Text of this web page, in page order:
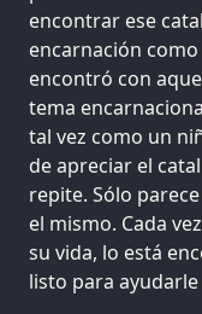
encontrar ese
encarnación
encontró con
tema
tal vez como un
de apreciar el
repite. Sólo
el mismo. Cada
su vida, lo está
listo para ayudarle